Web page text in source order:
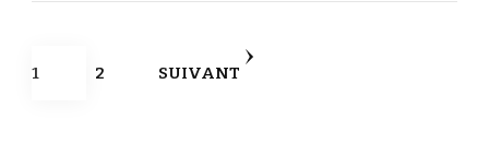
Pagination
PAGE
1 PAGE
2 SUIVANT